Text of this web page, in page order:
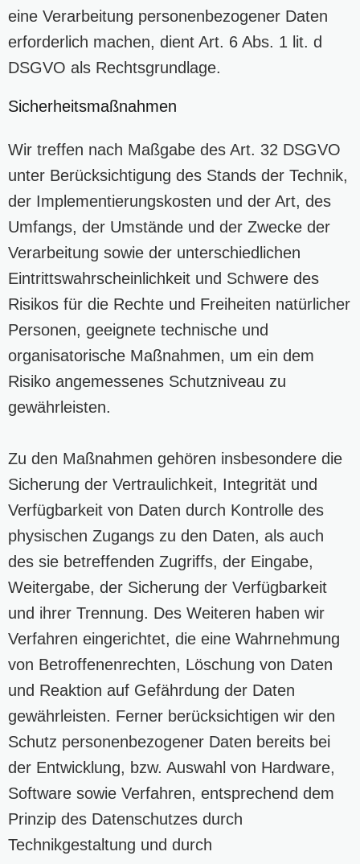
eine Verarbeitung personenbezogener Daten
erforderlich machen, dient Art. 6 Abs. 1 lit. d
DSGVO als Rechtsgrundlage.
Sicherheitsmaßnahmen
Wir treffen nach Maßgabe des Art. 32 DSGVO
unter Berücksichtigung des Stands der Technik,
der Implementierungskosten und der Art, des
Umfangs, der Umstände und der Zwecke der
Verarbeitung sowie der unterschiedlichen
Eintrittswahrscheinlichkeit und Schwere des
Risikos für die Rechte und Freiheiten natürlicher
Personen, geeignete technische und
organisatorische Maßnahmen, um ein dem
Risiko angemessenes Schutzniveau zu
gewährleisten.
Zu den Maßnahmen gehören insbesondere die
Sicherung der Vertraulichkeit, Integrität und
Verfügbarkeit von Daten durch Kontrolle des
physischen Zugangs zu den Daten, als auch
des sie betreffenden Zugriffs, der Eingabe,
Weitergabe, der Sicherung der Verfügbarkeit
und ihrer Trennung. Des Weiteren haben wir
Verfahren eingerichtet, die eine Wahrnehmung
von Betroffenenrechten, Löschung von Daten
und Reaktion auf Gefährdung der Daten
gewährleisten. Ferner berücksichtigen wir den
Schutz personenbezogener Daten bereits bei
der Entwicklung, bzw. Auswahl von Hardware,
Software sowie Verfahren, entsprechend dem
Prinzip des Datenschutzes durch
Technikgestaltung und durch